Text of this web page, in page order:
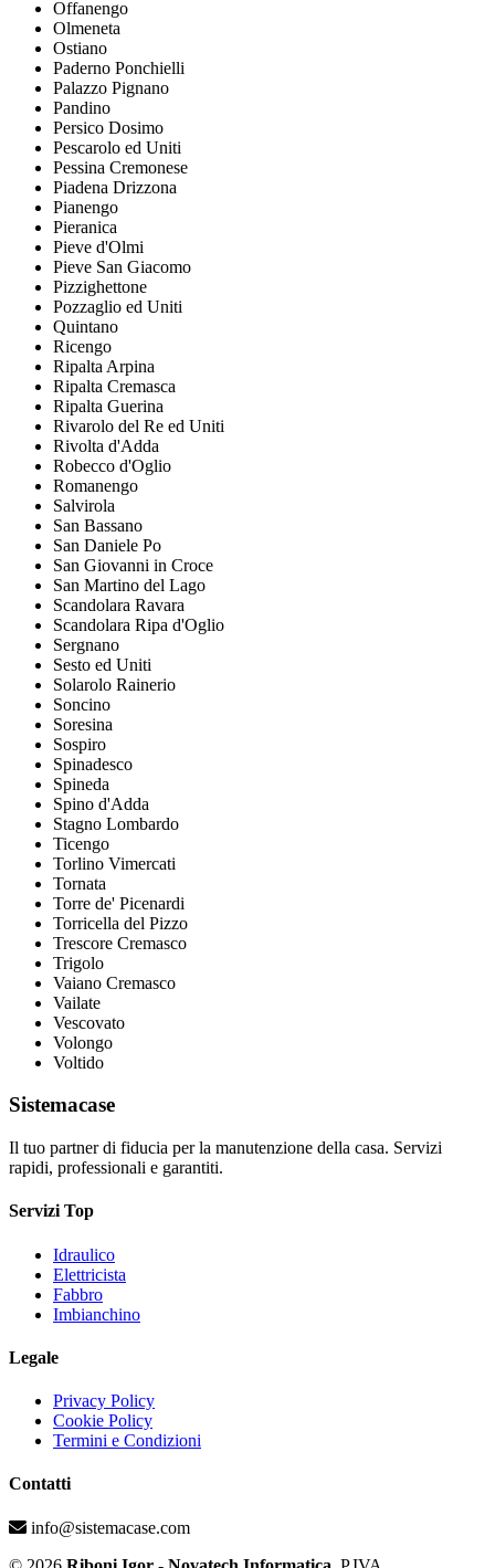
Offanengo
Olmeneta
Ostiano
Paderno Ponchielli
Palazzo Pignano
Pandino
Persico Dosimo
Pescarolo ed Uniti
Pessina Cremonese
Piadena Drizzona
Pianengo
Pieranica
Pieve d'Olmi
Pieve San Giacomo
Pizzighettone
Pozzaglio ed Uniti
Quintano
Ricengo
Ripalta Arpina
Ripalta Cremasca
Ripalta Guerina
Rivarolo del Re ed Uniti
Rivolta d'Adda
Robecco d'Oglio
Romanengo
Salvirola
San Bassano
San Daniele Po
San Giovanni in Croce
San Martino del Lago
Scandolara Ravara
Scandolara Ripa d'Oglio
Sergnano
Sesto ed Uniti
Solarolo Rainerio
Soncino
Soresina
Sospiro
Spinadesco
Spineda
Spino d'Adda
Stagno Lombardo
Ticengo
Torlino Vimercati
Tornata
Torre de' Picenardi
Torricella del Pizzo
Trescore Cremasco
Trigolo
Vaiano Cremasco
Vailate
Vescovato
Volongo
Voltido
Sistemacase
Il tuo partner di fiducia per la manutenzione della casa. Servizi
rapidi, professionali e garantiti.
Servizi Top
Idraulico
Elettricista
Fabbro
Imbianchino
Legale
Privacy Policy
Cookie Policy
Termini e Condizioni
Contatti
info@sistemacase.com